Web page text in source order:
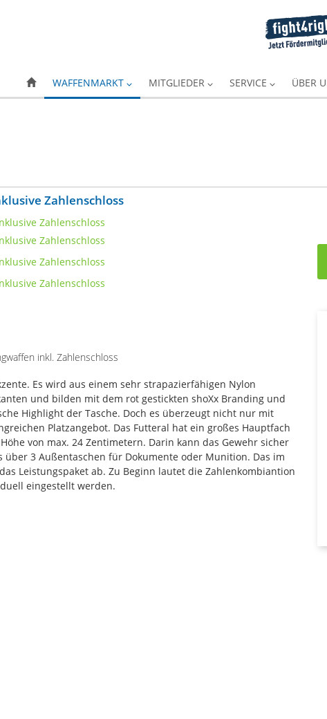
WAFFENMARKT MITGLIEDER SERVICE ÜBER
Zahlenschloss
inkl. Zahlenschloss
Es wird aus einem sehr strapazierfähigen Nylon
und bilden mit dem rot gestickten shoXx Branding und
Highlight der Tasche. Doch es überzeugt nicht nur mit
Platzangebot. Das Futteral hat ein großes Hauptfach
von max. 24 Zentimetern. Darin kann das Gewehr sicher
3 Außentaschen für Dokumente oder Munition. Das im
Leistungspaket ab. Zu Beginn lautet die Zahlenkombiantion
eingestellt werden.